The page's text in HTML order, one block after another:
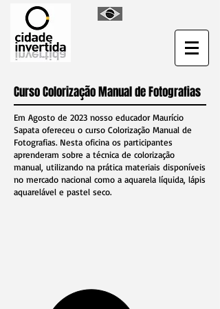
Curso Colorização Manual de Fotografias
Em Agosto de 2023 nosso educador Maurício
Sapata ofereceu o curso Colorização Manual de
Fotografias. Nesta oficina os participantes
aprenderam sobre a técnica de colorização
manual, utilizando na prática materiais disponíveis
no mercado nacional como a aquarela líquida, lápis
aquarelável e pastel seco.